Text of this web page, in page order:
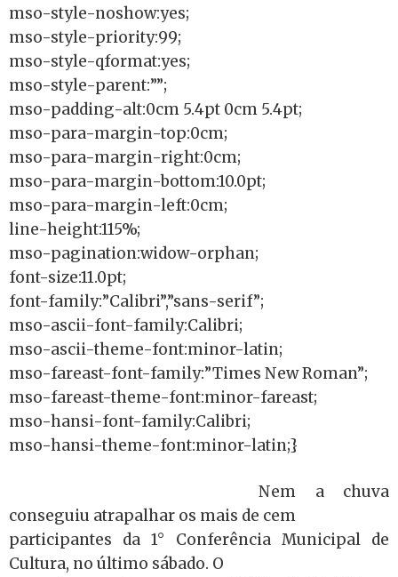
mso-style-noshow:yes;
mso-style-priority:99;
mso-style-qformat:yes;
mso-style-parent:””;
mso-padding-alt:0cm 5.4pt 0cm 5.4pt;
mso-para-margin-top:0cm;
mso-para-margin-right:0cm;
mso-para-margin-bottom:10.0pt;
mso-para-margin-left:0cm;
line-height:115%;
mso-pagination:widow-orphan;
font-size:11.0pt;
font-family:”Calibri”,”sans-serif”;
mso-ascii-font-family:Calibri;
mso-ascii-theme-font:minor-latin;
mso-fareast-font-family:”Times New Roman”;
mso-fareast-theme-font:minor-fareast;
mso-hansi-font-family:Calibri;
mso-hansi-theme-font:minor-latin;}
Nem a chuva
conseguiu atrapalhar os mais de cem
participantes da 1° Conferência Municipal de
Cultura, no último sábado. O